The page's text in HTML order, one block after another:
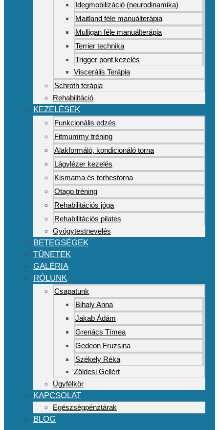
Idegmobilizáció (neurodinamika)
Maitland féle manuálterápia
Mulligan féle manuálterápia
Terrier technika
Trigger pont kezelés
Viscerális Terápia
Schroth terápia
Rehabilitáció
KEZELÉSEK
Funkcionális edzés
Fitmummy tréning
Alakformáló, kondicionáló torna
Lágylézer kezelés
Kismama és terhestorna
Otago tréning
Rehabilitációs jóga
Rehabilitációs pilates
Gyógytestnevelés
BETEGSÉGEK
TÜNETEK
GALÉRIA
RÓLUNK
Csapatunk
Bihaly Anna
Jakab Ádám
Grenács Tímea
Gedeon Fruzsina
Székely Réka
Zöldesi Gellért
Ügyfélkör
KAPCSOLAT
Egészségpénztárak
BLOG